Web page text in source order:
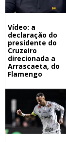
Vídeo: a
declaração do
presidente do
Cruzeiro
direcionada a
Arrascaeta, do
Flamengo